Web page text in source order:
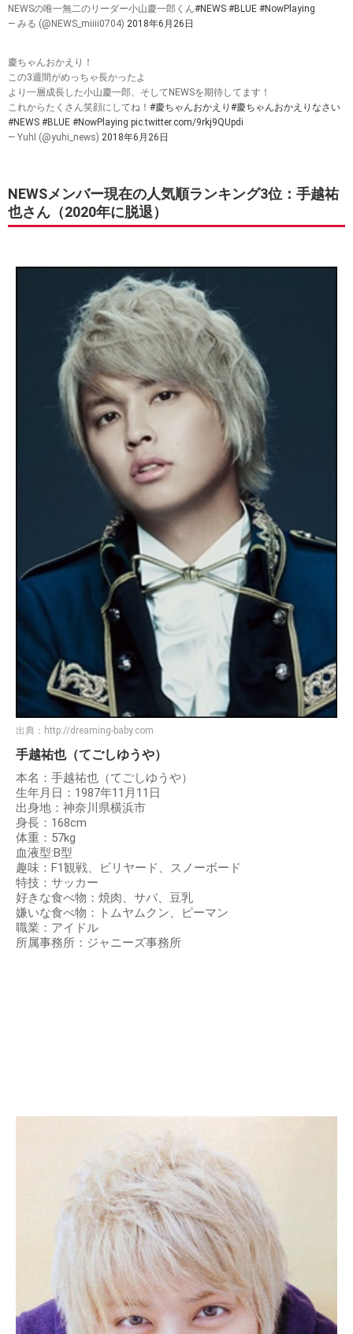
NEWSの唯一無二のリーダー小山慶一郎くん#NEWS #BLUE #NowPlaying
— みる (@NEWS_miiii0704) 2018年6月26日
慶ちゃんおかえり！
この3週間がめっちゃ長かったよ
より一層成長した小山慶一郎、そしてNEWSを期待してます！
これからたくさん笑顔にしてね！ #慶ちゃんおかえり #慶ちゃんおかえりなさい
#NEWS #BLUE #NowPlaying pic.twitter.com/9rkj9QUpdi
— YuhI (@yuhi_news) 2018年6月26日
NEWSメンバー現在の人気順ランキング3位：手越祐
也さん（2020年に脱退）
出典： http://dreaming-baby.com
手越祐也（てごしゆうや）
本名：手越祐也（てごしゆうや）
生年月日：1987年11月11日
出身地：神奈川県横浜市
身長：168cm
体重：57kg
血液型:B型
趣味：F1観戦、ビリヤード、スノーボード
特技：サッカー
好きな食べ物：焼肉、サバ、豆乳
嫌いな食べ物：トムヤムクン、ピーマン
職業：アイドル
所属事務所：ジャニーズ事務所